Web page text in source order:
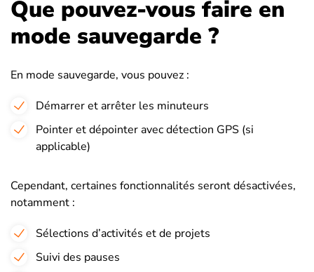
Que pouvez-vous faire en
mode sauvegarde ?
En mode sauvegarde, vous pouvez :
Démarrer et arrêter les minuteurs
Pointer et dépointer avec détection GPS (si
applicable)
Cependant, certaines fonctionnalités seront désactivées,
notamment :
Sélections d’activités et de projets
Suivi des pauses